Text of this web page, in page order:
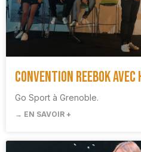
Convention Reebok
Go Sport à Grenoble.
→ EN SAVOIR +